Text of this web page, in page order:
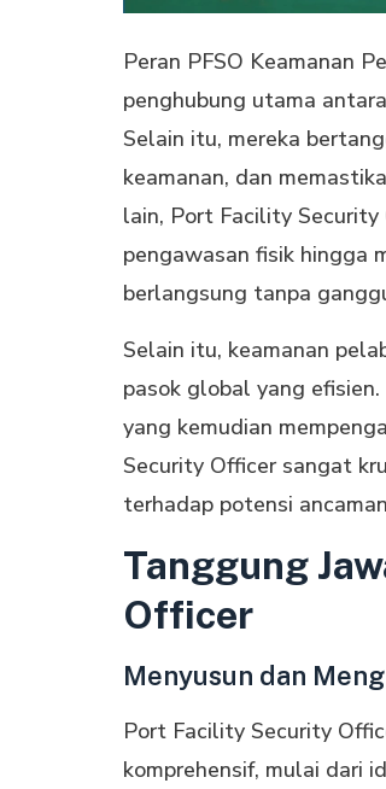
Peran PFSO Keamanan
penghubung utama
Selain itu, mereka
keamanan, dan
lain, Port Facility Security
pengawasan fisik hingga
berlangsung tanpa
Selain itu, keamanan
pasok global yang
yang kemudian
Security Officer sangat
terhadap potensi
Tanggung
Officer
Menyusun dan
Port Facility Security
komprehensif, mulai dari